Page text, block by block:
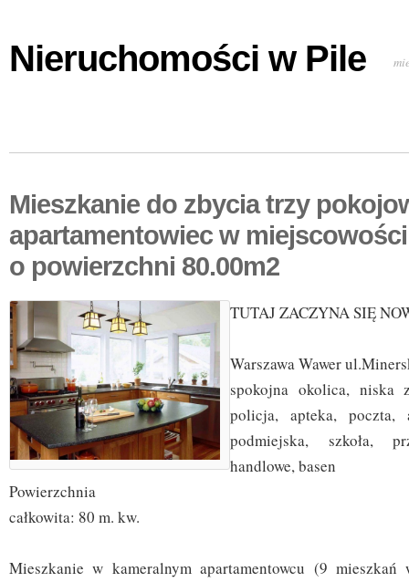
Nieruchomości w Pile
Mieszkanie do zbycia trzy
apartamentowiec w
o powierzchni 80.00m2
TUTAJ ZACZYNA SIĘ
Warszawa Wawer
spokojna okolica, niska
policja, apteka, poczta,
podmiejska, szkoła,
handlowe, basen
Powierzchnia
całkowita: 80 m. kw.
Mieszkanie w kameralnym apartamentowcu (9